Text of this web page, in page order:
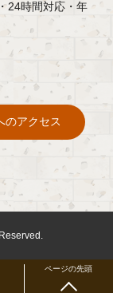
ページの先頭
24時間対応・年
のアクセス